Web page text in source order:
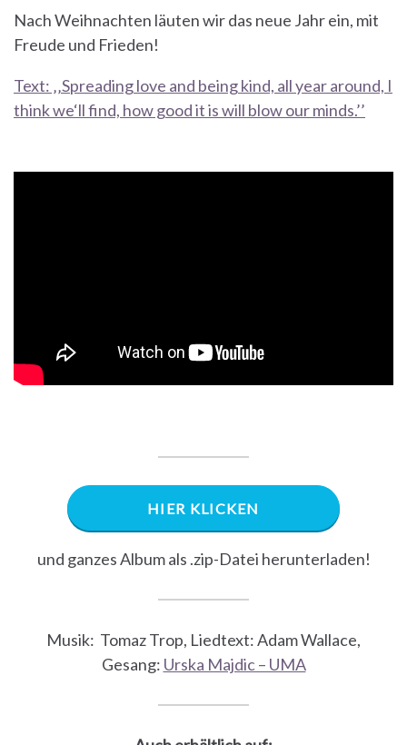
Nach Weihnachten läuten wir das neue Jahr ein, mit
Freude und Frieden!
Text: ‚‚Spreading love and being kind, all year around, I
think we‘ll find, how good it is will blow our minds.’’
HIER KLICKEN
und ganzes Album als .zip-Datei herunterladen!
Musik: Tomaz Trop, Liedtext: Adam Wallace,
Gesang: Urska Majdic – UMA